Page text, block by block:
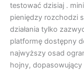
testować dzisiaj .
pieniędzy rozchodzi
działania tylko
platformę dostępny
najwyższy osad
hojny,